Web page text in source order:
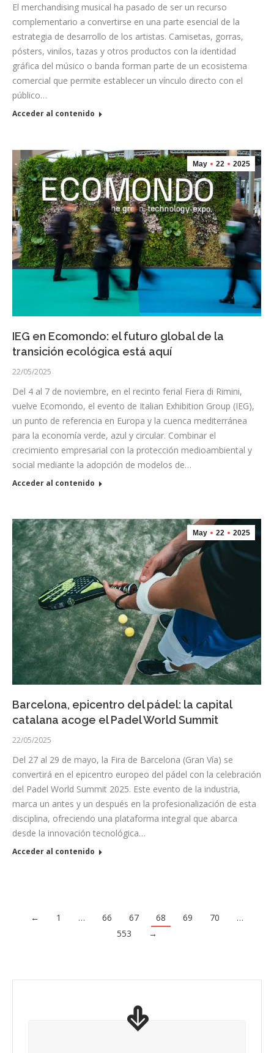
El merchandising musical ha pasado de ser un recurso
complementario a convertirse en una parte esencial de la
estrategia de desarrollo de los artistas. Camisetas, gorras,
pósters, vinilos, tazas y otros productos con la identidad
gráfica del músico o banda forman parte de un ecosistema
comercial que permite establecer un vínculo directo con el
público…
Acceder al contenido
May 22 2025
IEG en Ecomondo: el futuro global de la
transición ecológica está aquí
22/05/2025
Del 4 al 7 de noviembre, en el recinto ferial Fiera di Rimini,
vuelve Ecomondo, el evento de Italian Exhibition Group (IEG),
un punto de referencia en Europa y la cuenca mediterránea
para la economía verde, azul y circular. Combinar el
crecimiento empresarial con la protección medioambiental y
social mediante la adopción de modelos de…
Acceder al contenido
May 22 2025
Barcelona, epicentro del pádel: la capital
catalana acoge el Padel World Summit
22/05/2025
Del 27 al 29 de mayo, la Fira de Barcelona (Gran Vía) se
convertirá en el epicentro europeo del pádel con la celebración
del Padel World Summit 2025. Este evento de la industria,
marca un antes y un después en la profesionalización de esta
disciplina, ofreciendo una plataforma integral que abarca
desde la innovación tecnológica…
Acceder al contenido
← 1 … 66 67 68 69 70
…
553
→